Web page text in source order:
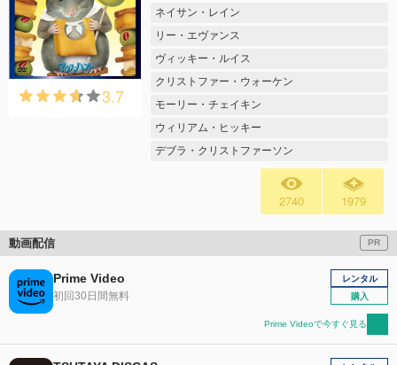
3.7
ネイサン・レイン
リー・エヴァンス
ヴィッキー・ルイス
クリストファー・ウォーケン
モーリー・チェイキン
ウィリアム・ヒッキー
デブラ・クリストファーソン
2740 1979
動画配信 PR
Prime Video
初回30日間無料
レンタル
購入
Prime Videoで今すぐ見る